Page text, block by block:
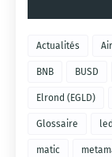
Actualités
BNB BUSD
Elrond (EGLD)
Glossaire
matic